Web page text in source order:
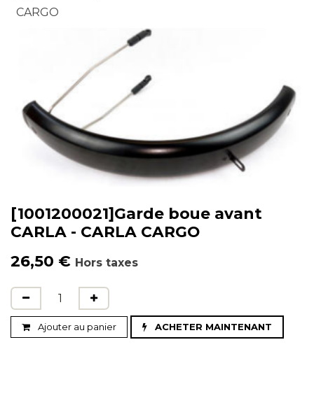
CARGO
[1001200021]Garde boue avant
CARLA - CARLA CARGO
26,50 € Hors taxes
Ajouter au panier ACHETER MAINTENANT